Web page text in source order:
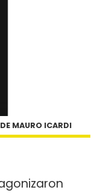
MAURO ICARDI